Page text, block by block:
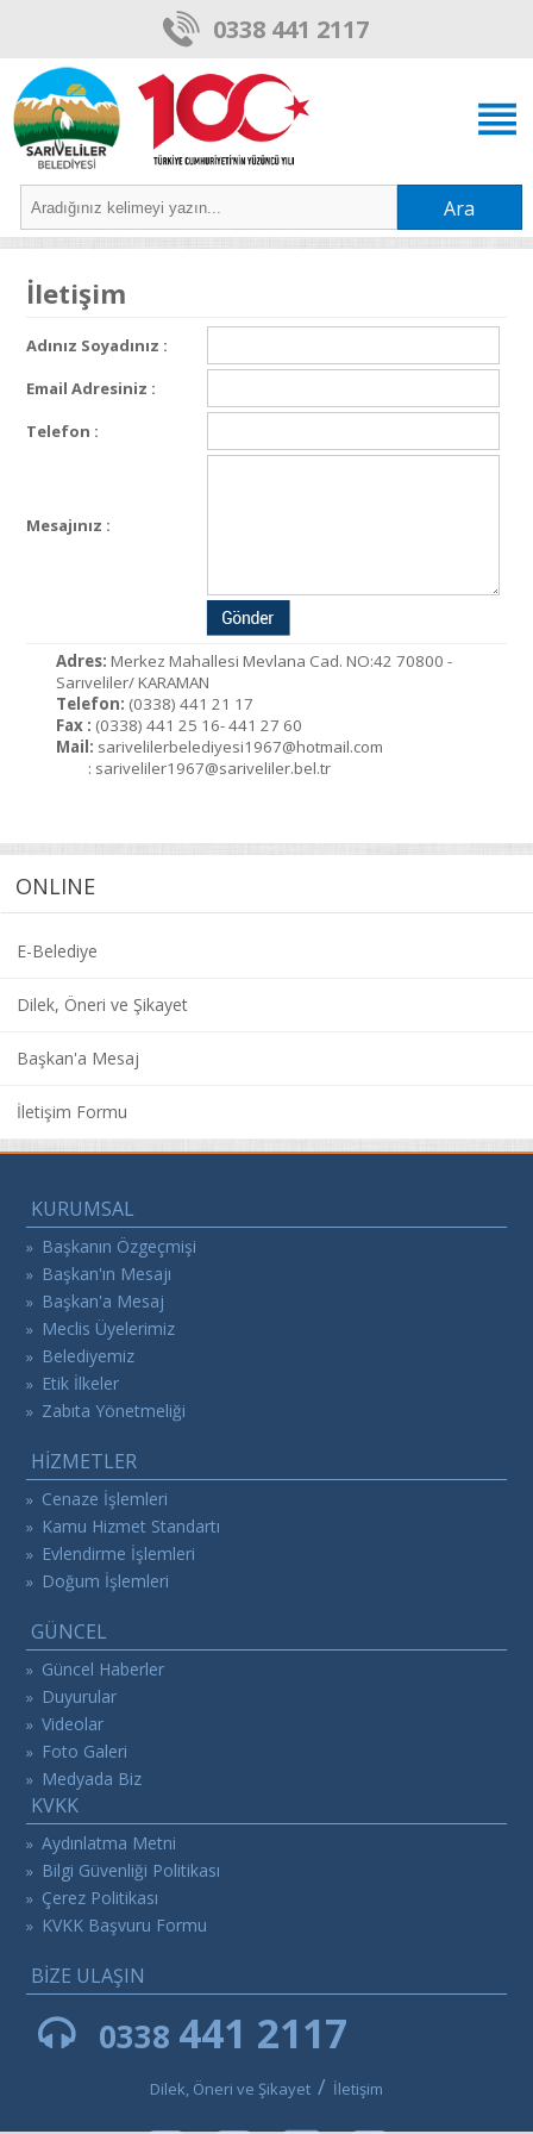
0338 441 2117
Ara
İletişim
Adınız Soyadınız :
Email Adresiniz :
Telefon :
Mesajınız :
Adres: Merkez Mahallesi Mevlana Cad. NO:42 70800 -
Sarıveliler/ KARAMAN
Telefon: (0338) 441 21 17
Fax : (0338) 441 25 16- 441 27 60
Mail: sarivelilerbelediyesi1967@hotmail.com
: sariveliler1967@sariveliler.bel.tr
ONLINE
E-Belediye
Dilek, Öneri ve Şikayet
Başkan'a Mesaj
İletişim Formu
KURUMSAL
» Başkanın Özgeçmişi
» Başkan'ın Mesajı
» Başkan'a Mesaj
» Meclis Üyelerimiz
» Belediyemiz
» Etik İlkeler
» Zabıta Yönetmeliği
HİZMETLER
» Cenaze İşlemleri
» Kamu Hizmet Standartı
» Evlendirme İşlemleri
» Doğum İşlemleri
GÜNCEL
» Güncel Haberler
» Duyurular
» Videolar
» Foto Galeri
» Medyada Biz
KVKK
» Aydınlatma Metni
» Bilgi Güvenliği Politikası
» Çerez Politikası
» KVKK Başvuru Formu
BİZE ULAŞIN
0338 441 2117
Dilek, Öneri ve Şikayet / İletişim